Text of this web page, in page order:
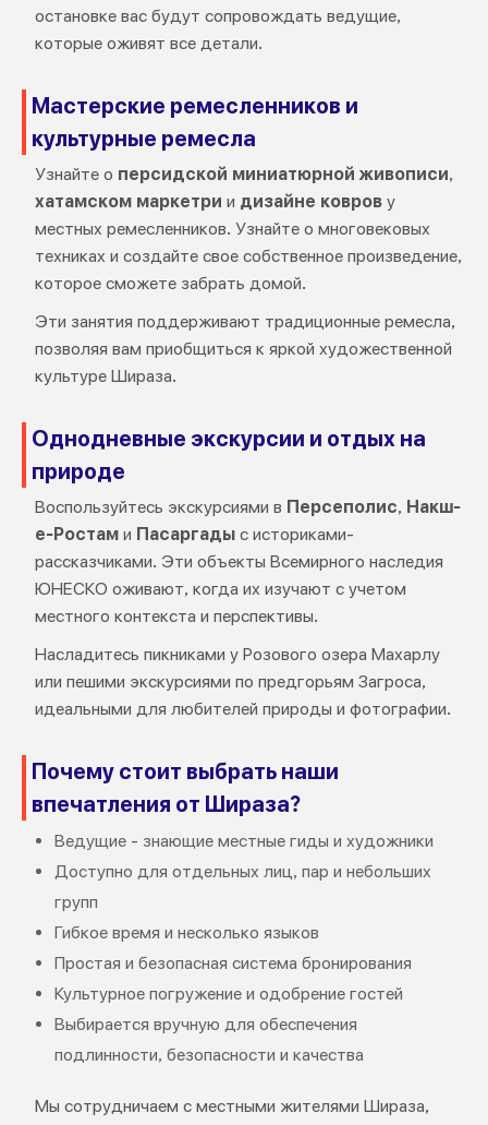
остановке вас будут сопровождать ведущие,
которые оживят все детали.
Мастерские ремесленников и
культурные ремесла
Узнайте о персидской миниатюрной живописи,
хатамском маркетри и дизайне коврову
местных ремесленников. Узнайте о многовековых
техниках и создайте свое собственное произведение,
которое сможете забрать домой.
Эти занятия поддерживают традиционные ремесла,
позволяя вам приобщиться к яркой художественной
культуре Шираза.
Однодневные экскурсии и отдых на
природе
Воспользуйтесь экскурсиями в Персеполис, Накш-
е-Ростами Пасаргадыс историками-
рассказчиками. Эти объекты Всемирного наследия
ЮНЕСКО оживают, когда их изучают с учетом
местного контекста и перспективы.
Насладитесь пикниками у Розового озера Махарлу
или пешими экскурсиями по предгорьям Загроса,
идеальными для любителей природы и фотографии.
Почему стоит выбрать наши
впечатления от Шираза?
Ведущие - знающие местные гиды и художники
Доступно для отдельных лиц, пар и небольших
групп
Гибкое время и несколько языков
Простая и безопасная система бронирования
Культурное погружение и одобрение гостей
Выбирается вручную для обеспечения
подлинности, безопасности и качества
Мы сотрудничаем с местными жителями Шираза,